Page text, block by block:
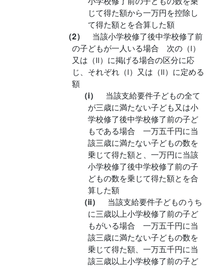
じて得た額から一万円を控除し
て得た額とを合算した額
（2） 当該小学校修了後中学校修了前
の子どもが一人いる場合 次の（i）
又は（ii）に掲げる場合の区分に応
じ、それぞれ（i）又は（ii）に定める
額
（i） 当該支給要件子どもの全て
が三歳に満たない子ども又は小
学校修了後中学校修了前の子ど
もである場合 一万五千円に当
該三歳に満たない子どもの数を
乗じて得た額と、一万円に当該
小学校修了後中学校修了前の子
どもの数を乗じて得た額とを合
算した額
（ii） 当該支給要件子どものうち
に三歳以上小学校修了前の子ど
もがいる場合 一万五千円に当
該三歳に満たない子どもの数を
乗じて得た額、一万五千円に当
該三歳以上小学校修了前の子ど